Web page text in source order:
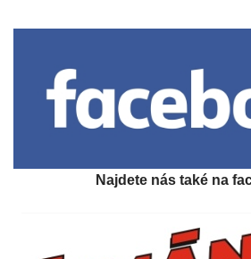
Najdete nás také na